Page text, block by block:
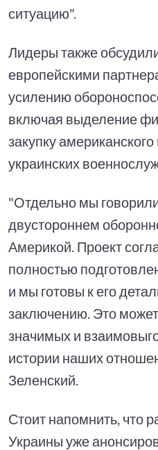
ситуацию".
Лидеры также
европейскими
усилению
включая выделение
закупку
украинских
"Отдельно мы
двустороннем
Америкой. Проект
полностью
и мы готовы к его
заключению. Это
значимых и
истории наших
Зеленский.
Стоит напомнить, что
Украины уже